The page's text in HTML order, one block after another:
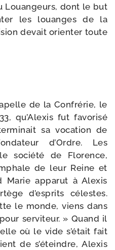
Louangeurs, dont le but
les louanges de la
devait orien­ter toute
de la Confrérie, le
qu’Alexis fut favo­ri­sé
sa voca­tion de
d’Ordre. Les
socié­té de Florence,
de leur Reine et
Marie appa­rut à Alexis
d’esprits célestes.
le monde, viens dans
servi­teur. » Quand il
où le vide s’était fait
de s’éteindre, Alexis